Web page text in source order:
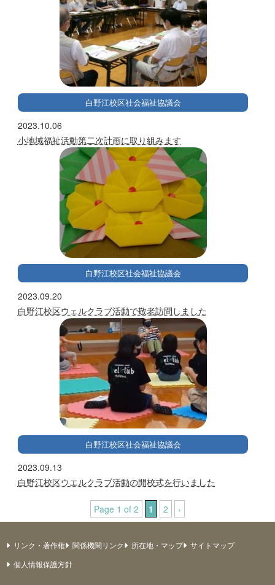
白野江校区社会福祉協議会
2023.10.06
小地域福祉活動第二次計画に取り組みます
白野江校区社会福祉協議会
2023.09.20
白野江校区ウェルクラブ活動で敬老訪問しました
白野江校区社会福祉協議会
2023.09.13
白野江校区ウエルクラブ活動の開校式を行いました
Page 1 of 2 1 2 ›
リンク・著作権 関係機関リンク 所在地・マップ
サイトマップ
個人情報保護方針